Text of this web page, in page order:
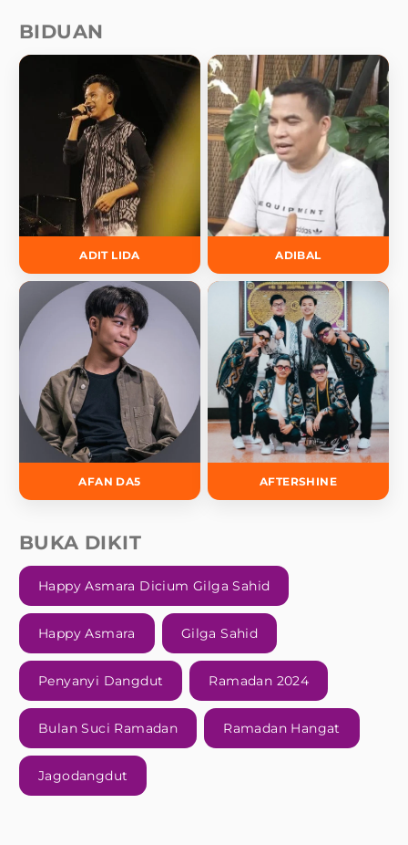
BIDUAN
ADIT LIDA ADIBAL
AFAN DA5 AFTERSHINE
BUKA DIKIT
Happy Asmara Dicium Gilga Sahid
Happy Asmara Gilga Sahid
Penyanyi Dangdut Ramadan 2024
Bulan Suci Ramadan Ramadan Hangat
Jagodangdut